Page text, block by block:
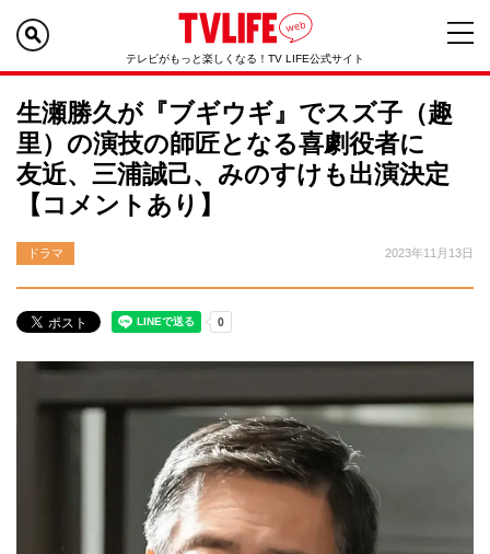
テレビがもっと楽しくなる！TV LIFE公式サイト
生瀬勝久が『ブギウギ』でスズ子（趣
里）の演技の師匠となる喜劇役者に
友近、三浦誠己、みのすけも出演決定
【コメントあり】
ドラマ 2023年11月13日